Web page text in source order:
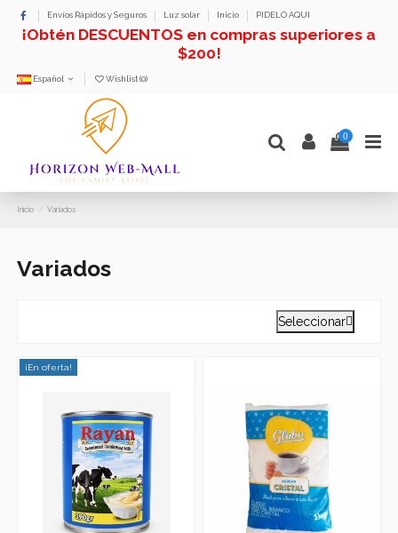
Envíos Rápidos y Seguros Luz solar Inicio PIDELO AQUI
¡Obtén DESCUENTOS en compras superiores a
$200!
Español Wishlist (0)
0
Inicio Variados
Variados
Seleccionar
¡En oferta!